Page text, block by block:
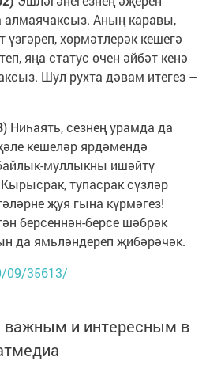
алмаячаксыз. Аның каравы,
үзгәреп, хөрмәтлерәк кешегә
яңа статус өчен әйбәт кенә
Шул рухта дәвам итегез –
) Ниһаять, сезнең урамда да
кешеләр ярдәмендә
муллыкны ишәйтү
тупасрак сүзләр
җуя гына күрмәгез!
берсеннән-берсе шәбрәк
да ямьләндереп җибәрәчәк.
09/35613/
и интересным в